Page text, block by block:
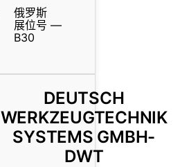
俄罗斯
展位号 —
B30
DEUTSCH
WERKZEUGTECHNIK
SYSTEMS GMBH-
DWT